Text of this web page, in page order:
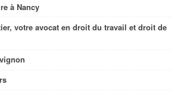
à Nancy
votre avocat en droit du travail et droit de